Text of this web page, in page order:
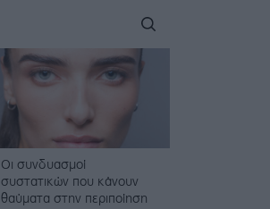
Οι συνδυασμοί
συστατικών που κάνουν
θαύματα στην περιποίηση